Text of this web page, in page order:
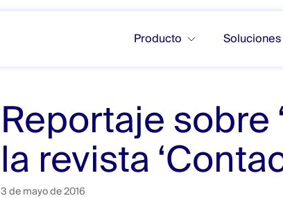
Producto Soluciones
Reportaje sobre
la revista
3 de mayo de 2016